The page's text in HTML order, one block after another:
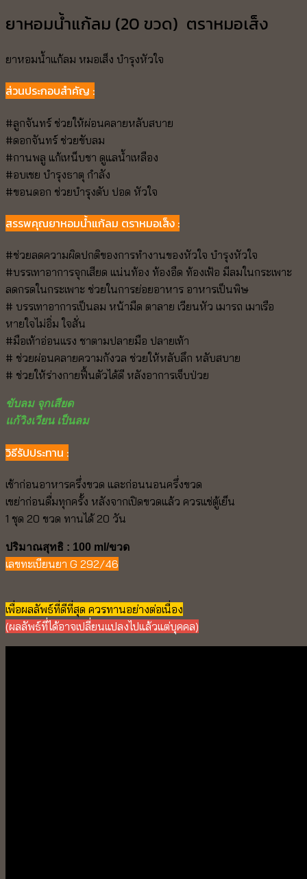
ยาหอมน้ำแก้ลม (20 ขวด) ตราหมอเส็ง
ยาหอมน้ำแก้ลม หมอเส็ง บำรุงหัวใจ
ส่วนประกอบสำคัญ :
#ลูกจันทร์ ช่วยให้ผ่อนคลายหลับสบาย
#ดอกจันทร์ ช่วยขับลม
#กานพลู แก้เหน็บชา ดูแลน้ำเหลือง
#อบเชย บำรุงธาตุ กำลัง
#ขอนดอก ช่วยบำรุงตับ ปอด หัวใจ
สรรพคุณยาหอมน้ำแก้ลม ตราหมอเส็ง :
#ช่วยลดความผิดปกติของการทำงานของหัวใจ บำรุงหัวใจ
#บรรเทาอาการจุกเสียด แน่นท้อง ท้องอืด ท้องเฟ้อ มีลมในกระเพาะ
ลดกรดในกระเพาะ ช่วยในการย่อยอาหาร อาหารเป็นพิษ
# บรรเทาอาการเป็นลม หน้ามืด ตาลาย เวียนหัว เมารถ เมาเรือ
หายใจไม่อิ่ม ใจสั่น
#มือเท้าอ่อนแรง ชาตามปลายมือ ปลายเท้า
# ช่วยผ่อนคลายความกังวล ช่วยให้หลับลึก หลับสบาย
# ช่วยให้ร่างกายฟื้นตัวได้ดี หลังอาการเจ็บป่วย
ขับลม จุกเสียด
แก้วิงเวียน เป็นลม
วิธีรัปประทาน :
เช้าก่อนอาหารครึ่งขวด และก่อนนอนครึ่งขวด
เขย่าก่อนดื่มทุกครั้ง หลังจากเปิดขวดแล้ว ควรแช่ตู้เย็น
1 ชุด 20 ขวด ทานได้ 20 วัน
ปริมาณสุทธิ : 100 ml/ขวด
เลขทะเบียนยา G 292/46
เพื่อผลลัพธ์ที่ดีที่สุด ควรทานอย่างต่อเนื่อง
(ผลลัพธ์ที่ได้อาจเปลี่ยนแปลงไปแล้วแต่บุคคล)